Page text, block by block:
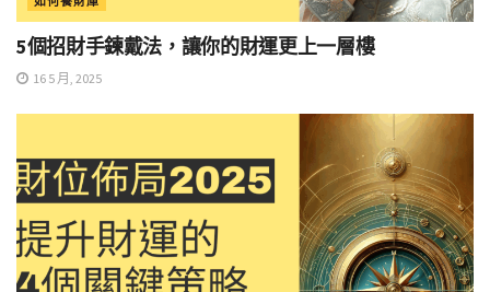
5個招財手鍊戴法，讓你的財運更上一層樓
16 5 月, 2025